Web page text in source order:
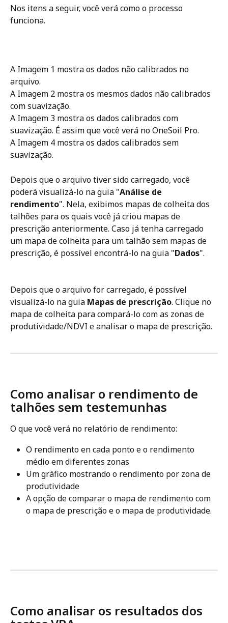
Nos itens a seguir, você verá como o processo
funciona.
A Imagem 1 mostra os dados não calibrados no
arquivo.
A Imagem 2 mostra os mesmos dados não calibrados
com suavização.
A Imagem 3 mostra os dados calibrados com
suavização. É assim que você verá no OneSoil Pro.
A Imagem 4 mostra os dados calibrados sem
suavização.
Depois que o arquivo tiver sido carregado, você
poderá visualizá-lo na guia "Análise de
rendimento". Nela, exibimos mapas de colheita dos
talhões para os quais você já criou mapas de
prescrição anteriormente. Caso já tenha carregado
um mapa de colheita para um talhão sem mapas de
prescrição, é possível encontrá-lo na guia "Dados".
Depois que o arquivo for carregado, é possível
visualizá-lo na guia Mapas de prescrição. Clique no
mapa de colheita para compará-lo com as zonas de
produtividade/NDVI e analisar o mapa de prescrição.
Como analisar o rendimento de
talhões sem testemunhas
O que você verá no relatório de rendimento:
O rendimento en cada ponto e o rendimento
médio em diferentes zonas
Um gráfico mostrando o rendimento por zona de
produtividade
A opção de comparar o mapa de rendimento com
o mapa de prescrição e o mapa de produtividade.
Como analisar os resultados dos